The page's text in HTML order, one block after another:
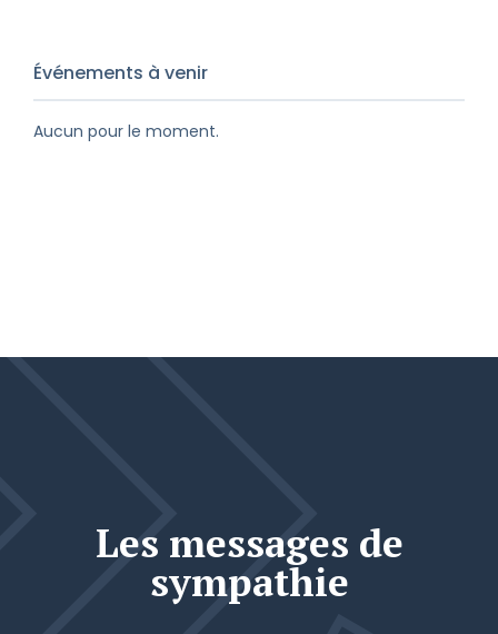
Événements à venir
Aucun pour le moment.
Les messages de
sympathie